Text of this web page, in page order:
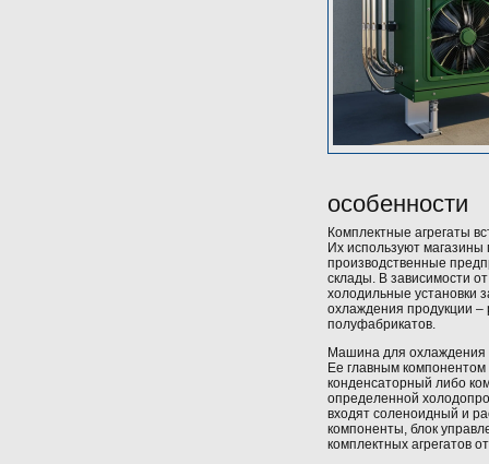
особенности
Комплектные агрегаты
Их используют магазины
производственные
склады. В зависимости
холодильные установки
охлаждения продукции
полуфабрикатов.
Машина для охлаждения
Ее главным
конденсаторный либо
определенной
входят соленоидный и
компоненты, блок
комплектных агрегатов